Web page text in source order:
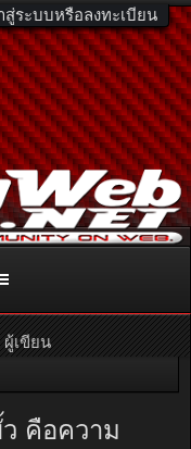
สู่ระบบหรือลงทะเบียน
หรือโทร. 081-811-1138
ม คลิกที่นี่
คือความ
ผู้เขียน